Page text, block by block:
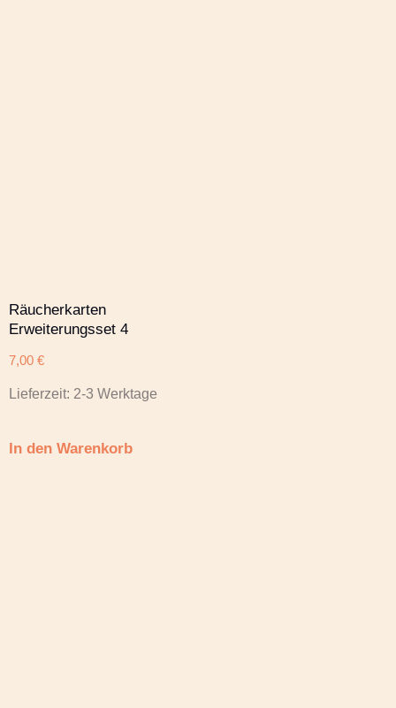
Räucherkarten
Erweiterungsset 4
7,00 €
Lieferzeit: 2-3 Werktage
In den Warenkorb